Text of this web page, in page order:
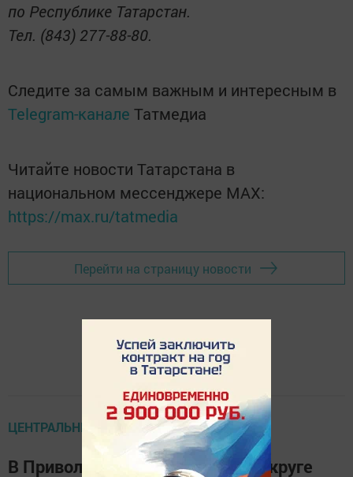
по Республике Татарстан.
Тел. (843) 277-88-80.
Следите за самым важным и интересным в
Telegram-канале Татмедиа
Читайте новости Татарстана в
национальном мессенджере MАХ:
https://max.ru/tatmedia
Перейти на страницу новости
ЦЕНТРАЛЬНЫЕ НОВОСТИ
В Приволжском федеральном округе